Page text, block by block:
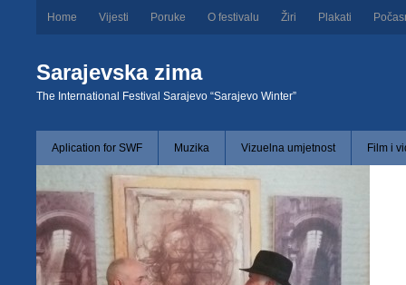
Home Vijesti Poruke O festivalu Žiri Plakati
Sarajevska zima
The International Festival Sarajevo “Sarajevo Winter”
Aplication for SWF Muzika Vizuelna umjetnost Film i